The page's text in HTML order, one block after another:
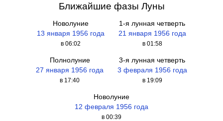
Ближайшие фазы Луны
Новолуние
13 января 1956 года
в 06:02
1-я лунная четверть
21 января 1956 года
в 01:58
Полнолуние
27 января 1956 года
в 17:40
3-я лунная четверть
3 февраля 1956 года
в 19:09
Новолуние
12 февраля 1956 года
в 00:39